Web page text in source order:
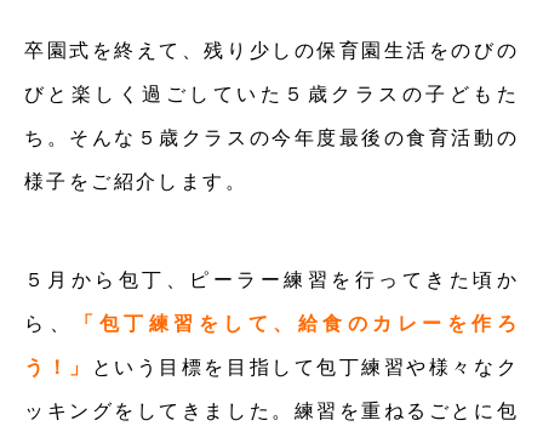
卒園式を終えて、残り少しの保育園生活をのびの
びと楽しく過ごしていた５歳クラスの子どもた
ち。そんな５歳クラスの今年度最後の食育活動の
様子をご紹介します。
５月から包丁、ピーラー練習を行ってきた頃か
ら、 「包丁練習をして、給食のカレーを作ろ
う！」 という目標を目指して包丁練習や様々なク
ッキングをしてきました。練習を重ねるごとに包